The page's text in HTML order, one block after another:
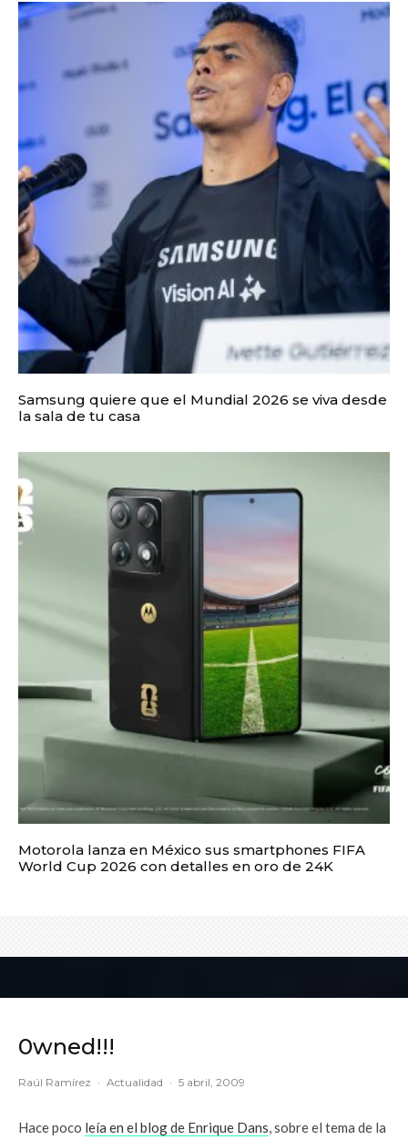
Samsung quiere que el Mundial 2026 se viva desde
la sala de tu casa
Motorola lanza en México sus smartphones FIFA
World Cup 2026 con detalles en oro de 24K
0wned!!!
Raúl Ramírez · Actualidad · 5 abril, 2009
Hace poco leía en el blog de Enrique Dans, sobre el tema de la